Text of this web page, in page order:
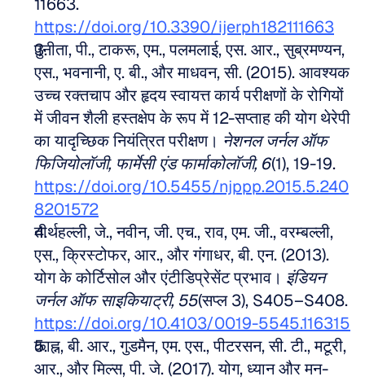
https://doi.org/10.3390/ijerph182111663
पुनीता, पी., टाकरू, एम., पलमलाई, एस. आर., सुब्रमण्यन,
एस., भवनानी, ए. बी., और माधवन, सी. (2015). आवश्यक
उच्च रक्तचाप और हृदय स्वायत्त कार्य परीक्षणों के रोगियों
में जीवन शैली हस्तक्षेप के रूप में 12-सप्ताह की योग थेरेपी
का यादृच्छिक नियंत्रित परीक्षण। नेशनल जर्नल ऑफ
फिजियोलॉजी, फार्मेसी एंड फार्माकोलॉजी, 6
https://doi.org/10.5455/njppp.2015.5.240
8201572
तीर्थहल्ली, जे., नवीन, जी. एच., राव, एम. जी., वरम्बल्ली,
एस., क्रिस्टोफर, आर., और गंगाधर, बी. एन. (2013).
योग के कोर्टिसोल और एंटीडिप्रेसेंट प्रभाव। इंडियन
जर्नल ऑफ साइकियाट्री, 55
https://doi.org/10.4103/0019-5545.116315
काह्न, बी. आर., गुडमैन, एम. एस., पीटरसन, सी. टी., मटूरी,
आर., और मिल्स, पी. जे. (2017). योग, ध्यान और मन-